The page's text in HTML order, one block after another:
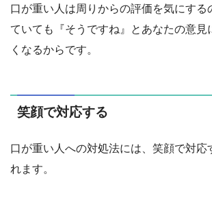
口が重い人は周りからの評価を気にする
ていても『そうですね』とあなたの意見
くなるからです。
笑顔で対応する
口が重い人への対処法には、笑顔で対応
れます。